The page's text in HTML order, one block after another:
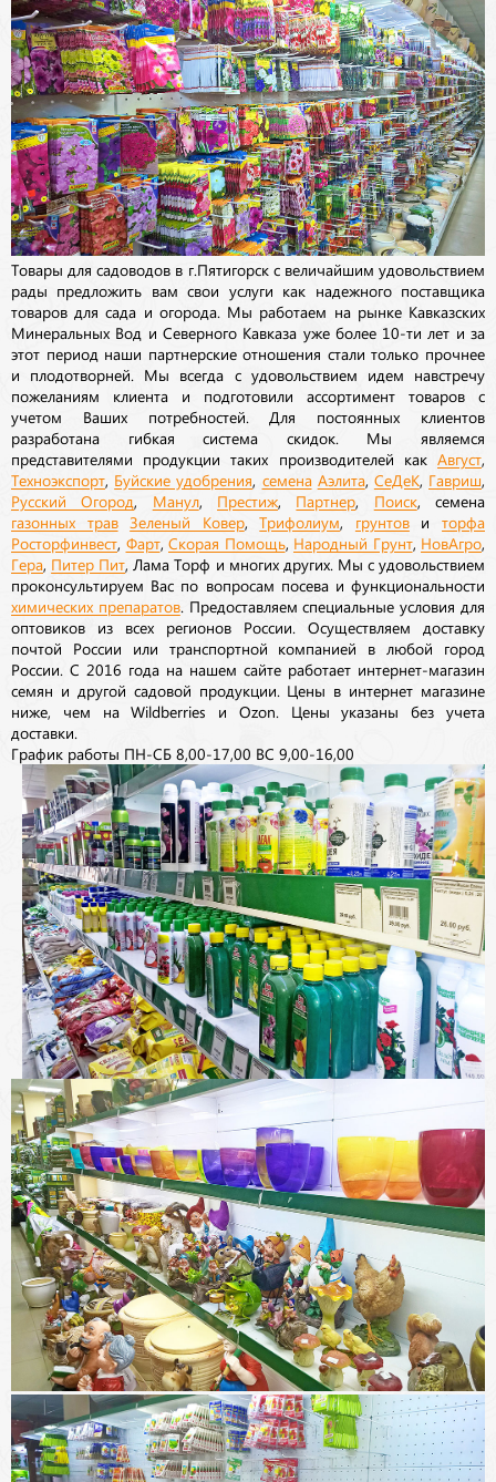
Товары для садоводов в г.Пятигорск с величайшим удовольствием
рады предложить вам свои услуги как надежного поставщика
товаров для сада и огорода. Мы работаем на рынке Кавказских
Минеральных Вод и Северного Кавказа уже более 10-ти лет и за
этот период наши партнерские отношения стали только прочнее
и плодотворней. Мы всегда с удовольствием идем навстречу
пожеланиям клиента и подготовили ассортимент товаров с
учетом Ваших потребностей. Для постоянных клиентов
разработана гибкая система скидок. Мы являемся
представителями продукции таких производителей как Август
Техноэкспорт Буйские удобрения семена Аэлита, СеДеК Гавриш
Русский Огород Манул, Престиж Партнер Поиск, семена
газонных трав Зеленый Ковер,Трифолиум грунтовиторфа
Росторфинвест Фарт, Скорая Помощь Народный Грунт, НовАгро
Гера Питер Пит , Лама Торф и многих других. Мы с удовольствием
проконсультируем Вас по вопросам посева и функциональности
химических препаратов. Предоставляем специальные условия для
оптовиков из всех регионов России. Осуществляем доставку
почтой России или транспортной компанией в любой город
России. С 2016 года на нашем сайте работает интернет-магазин
семян и другой садовой продукции. Цены в интернет магазине
ниже, чем на Wildberries и Ozon. Цены указаны без учета
доставки.
График работы ПН-СБ 8,00-17,00 ВС 9,00-16,00